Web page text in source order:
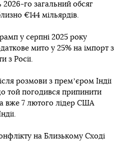
2026-го загальний обсяг
€144 мільярдів.
у серпні 2025 року
мито у 25% на імпорт з
з Росії.
розмови з премʼєром Індії
той погодився припинити
а вже 7 лютого лідер США
на Близькому Сході